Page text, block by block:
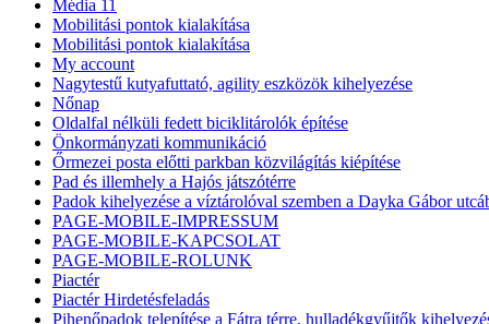
Média 11
Mobilitási pontok kialakítása
Mobilitási pontok kialakítása
My account
Nagytestű kutyafuttató, agility eszközök kihelyezése
Nőnap
Oldalfal nélküli fedett biciklitárolók építése
Önkormányzati kommunikáció
Őrmezei posta előtti parkban közvilágítás kiépítése
Pad és illemhely a Hajós játszótérre
Padok kihelyezése a víztárolóval szemben a Dayka Gábor
PAGE-MOBILE-IMPRESSUM
PAGE-MOBILE-KAPCSOLAT
PAGE-MOBILE-ROLUNK
Piactér
Piactér Hirdetésfeladás
Pihenőpadok telepítése a Fátra térre, hulladékgyűjtők